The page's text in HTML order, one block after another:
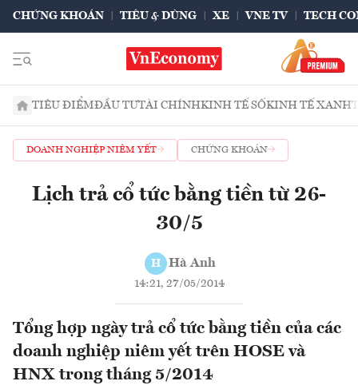
CHỨNG KHOÁN TIÊU & DÙNG XE VNE TV TECH
TIÊU ĐIỂMĐẦU TƯTÀI CHÍNHKINH TẾ SỐKINH TẾ XANH
DOANH NGHIỆP NIÊM YẾT CHỨNG KHOÁN
Lịch trả cổ tức bằng tiền từ 26-
30/5
H Hà Anh
14:21, 27/05/2014
Tổng hợp ngày trả cổ tức bằng tiền của các
doanh nghiệp niêm yết trên HOSE và
HNX trong tháng 5/2014